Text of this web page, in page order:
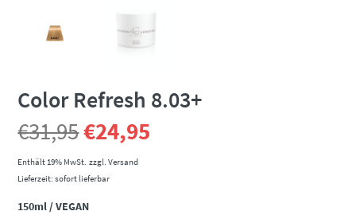
Color Refresh 8.03+
€31,95Ursprünglicher
Preis
war:
€24,95
Enthält 19% MwSt. zzgl.Versand
Lieferzeit: sofort lieferbar
150ml / VEGAN